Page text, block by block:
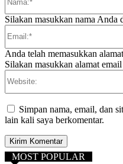
Silakan masukkan nama Anda
Anda telah memasukkan
Silakan masukkan alamat
Simpan nama, email, dan
lain kali saya berkomentar.
MOST POPULAR